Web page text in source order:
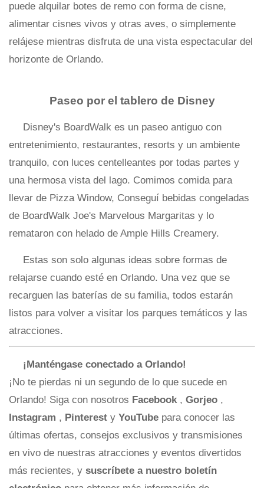
puede alquilar botes de remo con forma de cisne,
alimentar cisnes vivos y otras aves, o simplemente
relájese mientras disfruta de una vista espectacular del
horizonte de Orlando.
Paseo por el tablero de Disney
Disney's BoardWalk es un paseo antiguo con
entretenimiento, restaurantes, resorts y un ambiente
tranquilo, con luces centelleantes por todas partes y
una hermosa vista del lago. Comimos comida para
llevar de Pizza Window, Conseguí bebidas congeladas
de BoardWalk Joe's Marvelous Margaritas y lo
remataron con helado de Ample Hills Creamery.
Estas son solo algunas ideas sobre formas de
relajarse cuando esté en Orlando. Una vez que se
recarguen las baterías de su familia, todos estarán
listos para volver a visitar los parques temáticos y las
atracciones.
¡Manténgase conectado a Orlando!
¡No te pierdas ni un segundo de lo que sucede en
Orlando! Siga con nosotros Facebook , Gorjeo ,
Instagram , Pinterest y YouTube para conocer las
últimas ofertas, consejos exclusivos y transmisiones
en vivo de nuestras atracciones y eventos divertidos
más recientes, y suscríbete a nuestro boletín